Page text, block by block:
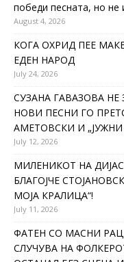
победи песната, но
August 4, 2026
КОГА ОХРИД ПЕЕ
ЕДЕН НАРОД
July 24, 2026
СУЗАНА ГАВАЗОВА
НОВИ ПЕСНИ ГО
АМЕТОВСКИ И
July 12, 2026
МИЛЕНИКОТ НА
БЛАГОЈЧЕ
МОЈА КРАЛИЦА“!
July 11, 2026
ФАТЕН СО МАСНИ
СЛУЧУВА НА